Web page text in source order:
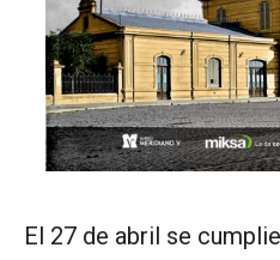
El 27 de abril se